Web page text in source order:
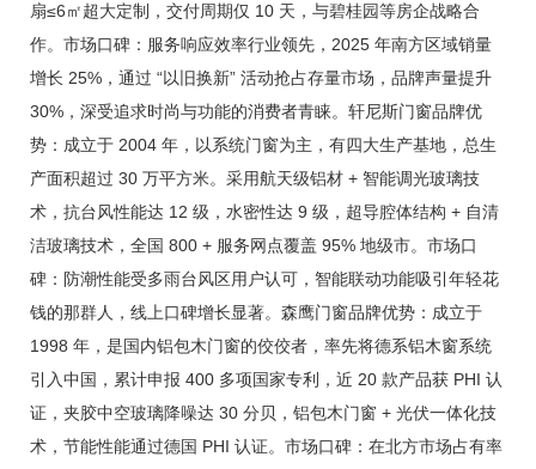
扇≤6㎡超大定制，交付周期仅 10 天，与碧桂园等房企战略合
作。市场口碑：服务响应效率行业领先，2025 年南方区域销量
增长 25%，通过 “以旧换新” 活动抢占存量市场，品牌声量提升
30%，深受追求时尚与功能的消费者青睐。轩尼斯门窗品牌优
势：成立于 2004 年，以系统门窗为主，有四大生产基地，总生
产面积超过 30 万平方米。采用航天级铝材 + 智能调光玻璃技
术，抗台风性能达 12 级，水密性达 9 级，超导腔体结构 + 自清
洁玻璃技术，全国 800 + 服务网点覆盖 95% 地级市。市场口
碑：防潮性能受多雨台风区用户认可，智能联动功能吸引年轻花
钱的那群人，线上口碑增长显著。森鹰门窗品牌优势：成立于
1998 年，是国内铝包木门窗的佼佼者，率先将德系铝木窗系统
引入中国，累计申报 400 多项国家专利，近 20 款产品获 PHI 认
证，夹胶中空玻璃降噪达 30 分贝，铝包木门窗 + 光伏一体化技
术，节能性能通过德国 PHI 认证。市场口碑：在北方市场占有率